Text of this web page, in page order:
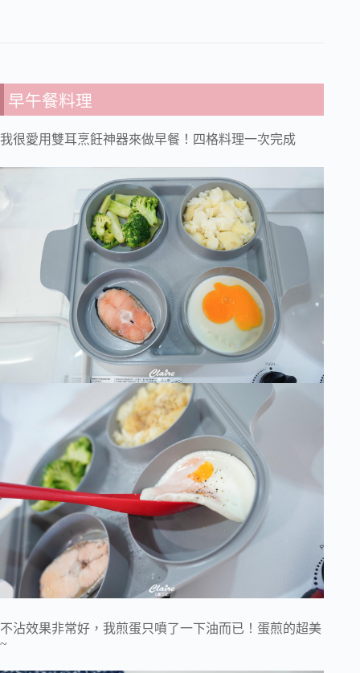
早午餐料理
我很愛用雙耳烹飪神器來做早餐！四格料理一次完成
不沾效果非常好，我煎蛋只噴了一下油而已！蛋煎的超美
~